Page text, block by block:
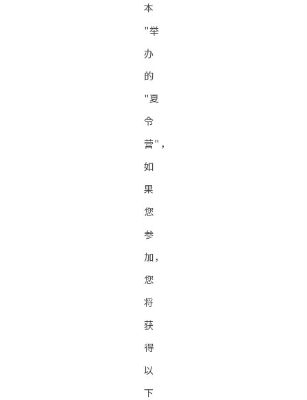
本
"举
办
的
"夏
令
营"，
如
果
您
参
加，
您
将
获
得
以
下